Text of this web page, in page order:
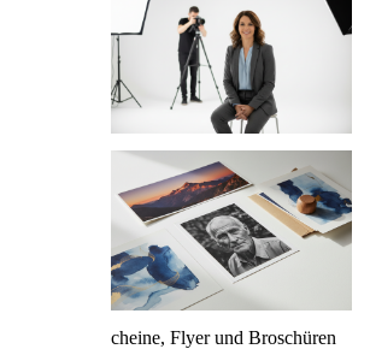
cheine, Flyer und Broschüren